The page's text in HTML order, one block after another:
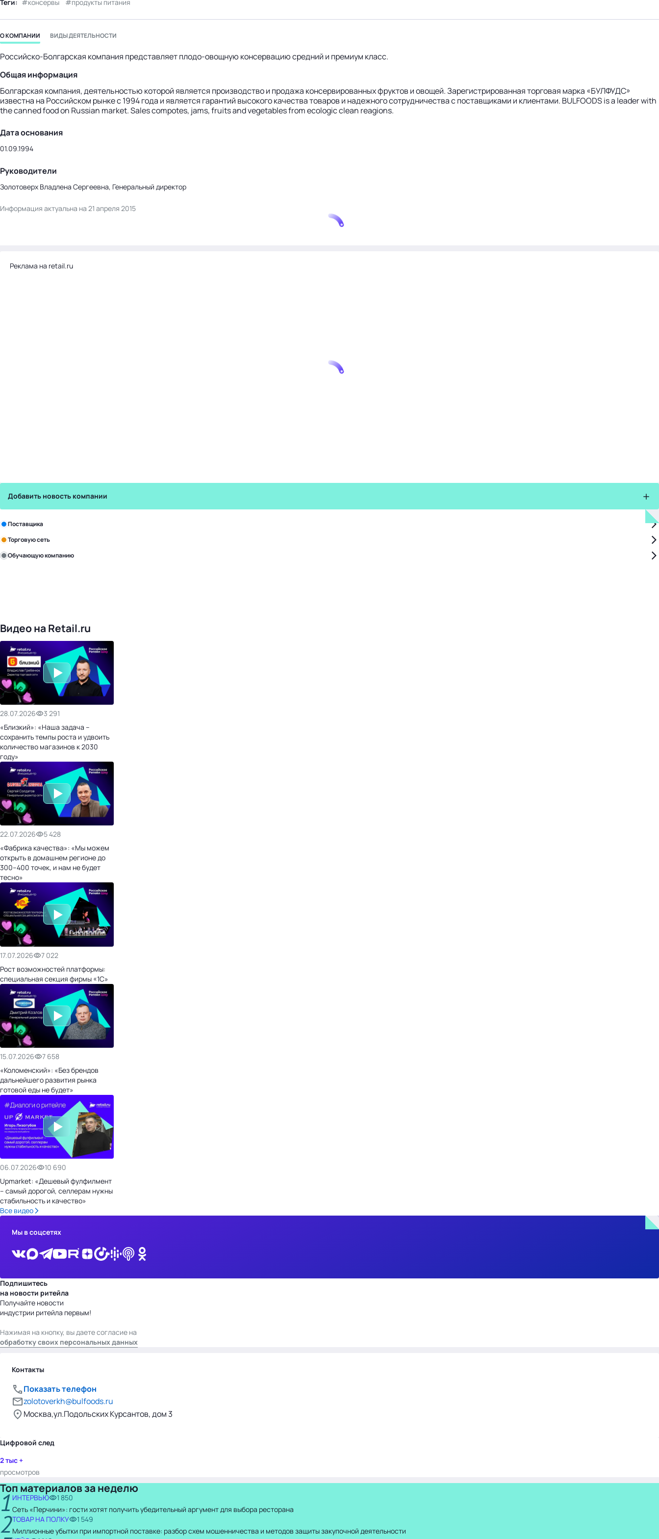
бизнес-центр
Теги: консервы продукты питания
О КОМПАНИИ ВИДЫ ДЕЯТЕЛЬНОСТИ
Российско-Болгарская компания представляет плодо-овощную консервацию средний и премиум класс.
Общая информация
Болгарская компания, деятельностью которой является производство и продажа консервированных фруктов и овощей. Зарегистрированная торговая марка «БУЛФУДС»
известна на Российском рынке с 1994 года и является гарантий высокого качества товаров и надежного сотрудничества с поставщиками и клиентами. BULFOODS is a leader with
the canned food on Russian market. Sales compotes, jams, fruits and vegetables from ecologic clean reagions.
Дата основания
01.09.1994
Руководители
Золотоверх Владлена Сергеевна, Генеральный директор
Информация актуальна на 21 апреля 2015
Реклама на retail.ru
Добавить новость компании
Зарегистрируйте в бизнес-центре:
Поставщика
Торговую сеть
Обучающую компанию
Видео на Retail.ru
28.07.2026
3 291
«Близкий»: «Наша задача –
сохранить темпы роста и удвоить
количество магазинов к 2030
году»
22.07.2026
5 428
«Фабрика качества»: «Мы можем
открыть в домашнем регионе до
300–400 точек, и нам не будет
тесно»
17.07.2026
7 022
Рост возможностей платформы:
специальная секция фирмы «1С»
15.07.2026
7 658
«Коломенский»: «Без брендов
дальнейшего развития рынка
готовой еды не будет»
06.07.2026
10 690
Upmarket: «Дешевый фулфилмент
– самый дорогой, селлерам нужны
стабильность и качество»
Все видео
Мы в соцсетях
Подпишитесь
на новости ритейла
Получайте новости
индустрии ритейла первым!
Нажимая на кнопку, вы даете согласие на
обработку своих персональных данных
Контакты
Показать телефон
zolotoverkh@bulfoods.ru
Москва,ул.Подольских Курсантов, дом 3
Цифровой след
2 тыс +
просмотров
Топ материалов за неделю
1 ИНТЕРВЬЮ
1 850
Сеть «Перчини»: гости хотят получить убедительный аргумент для выбора ресторана
2ТОВАР НА ПОЛКУ
1 549
Миллионные убытки при импортной поставке: разбор схем мошенничества и методов защиты закупочной деятельности